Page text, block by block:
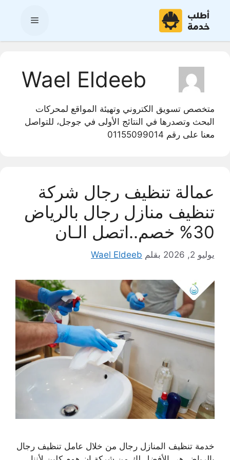
المحتوى
القائمة
Wael Eldeeb
متخصص تسويق الكتروني وتهيئة المواقع لمحركات
البحث وتصدرها في النتائج الأولى في جوجل، للتواصل
معنا على رقم 01155099014
عمالة تنظيف رجال شركة
تنظيف منازل رجال بالرياض
30% خصم..اتصل الـان
يوليو 2, 2026 بقلم Wael Eldeeb
خدمة تنظيف المنازل رجال من خلال عامل تنظيف رجال